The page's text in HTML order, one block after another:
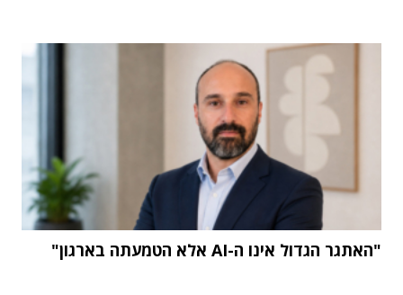
"האתגר הגדול אינו ה-AI אלא הטמעתה בארגון"